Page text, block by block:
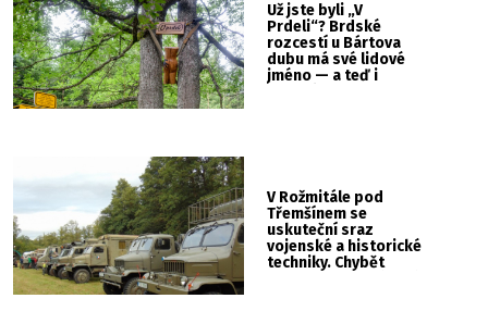
Už jste byli „V
Prdeli“? Brdské
rozcestí u Bártova
dubu má své lidové
jméno — a teď i
V Rožmitále pod
Třemšínem se
uskuteční sraz
vojenské a historické
techniky. Chybět